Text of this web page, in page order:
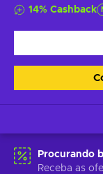
14% Cashback
Procurando
Receba as